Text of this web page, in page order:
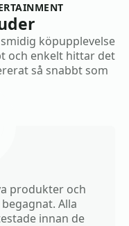
köpupplevelse
och enkelt hittar det
så snabbt som
produkter och
Alla
innan de